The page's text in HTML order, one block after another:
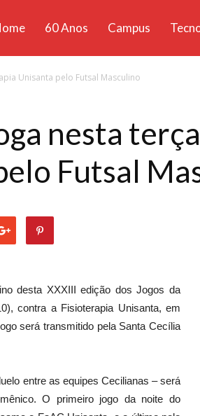
60 Anos Campus
Unisanta pelo Futsal Masculino
nesta
Futsal
desta XXXIII edição dos Jogos da
contra a Fisioterapia Unisanta, em
será transmitido pela Santa Cecília
entre as equipes Cecilianas – será
O primeiro jogo da noite do